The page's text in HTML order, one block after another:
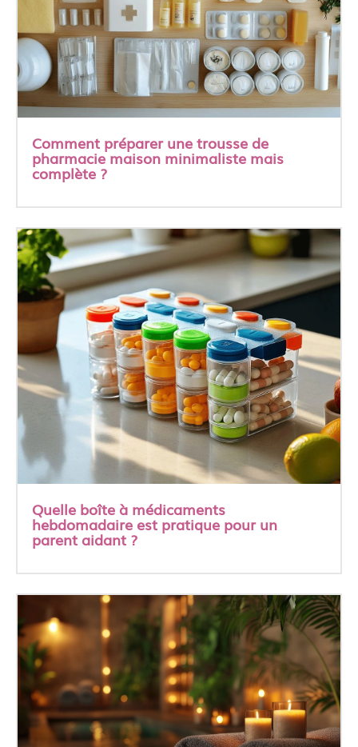
Comment préparer une trousse de
pharmacie maison minimaliste mais
complète ?
Quelle boîte à médicaments
hebdomadaire est pratique pour un
parent aidant ?